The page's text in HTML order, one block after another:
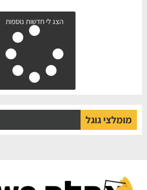
הצג לי חדשות נוספות
מומלצי גוגל